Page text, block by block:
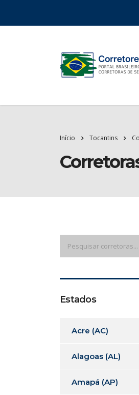
Início Tocantins
Estados
Acre (AC)
Alagoas (AL)
Amapá (AP)